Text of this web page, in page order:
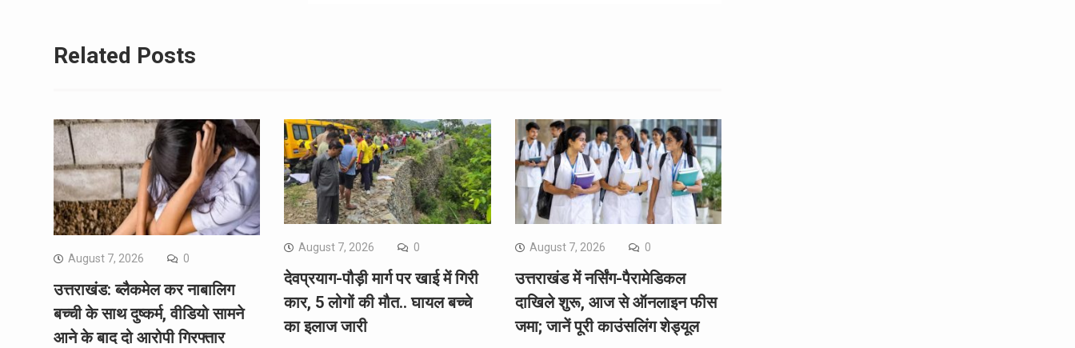
Related Posts
August 7, 2026 0
उत्तराखंड: ब्लैकमेल कर नाबालिग
बच्ची के साथ दुष्कर्म, वीडियो सामने
आने के बाद दो आरोपी गिरफ्तार
August 7, 2026 0
देवप्रयाग-पौड़ी मार्ग पर खाई में गिरी
कार, 5 लोगों की मौत.. घायल बच्चे
का इलाज जारी
August 7, 2026 0
उत्तराखंड में नर्सिंग-पैरामेडिकल
दाखिले शुरू, आज से ऑनलाइन फीस
जमा; जानें पूरी काउंसलिंग शेड्यूल